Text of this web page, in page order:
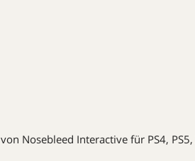
von Nosebleed Interactive für PS4,